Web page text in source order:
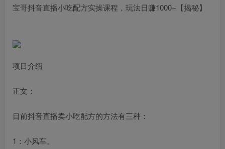
宝哥抖音直播小吃配方实操课程，玩法日赚1000+【揭秘】
项目介绍
正文：
目前抖音直播卖小吃配方的方法有三种：
1：小风车。